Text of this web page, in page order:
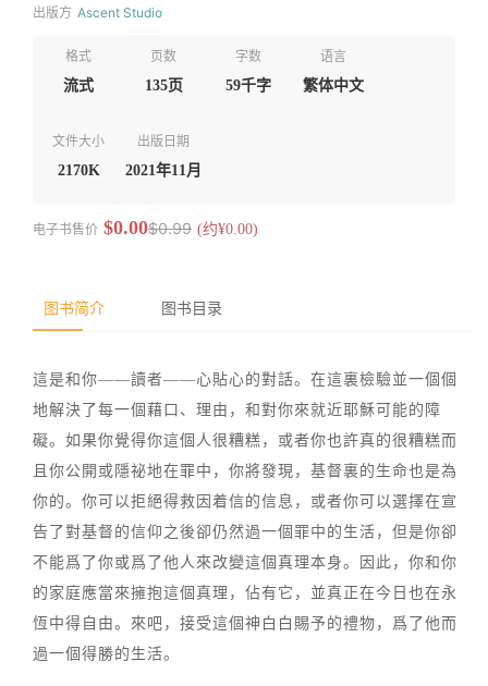
出版方 Ascent Studio
格式
流式
页数
135页
字数
59千字
语言
繁体中文
文件大小
2170K
出版日期
2021年11月
电子书售价 $0.00$0.99 (约¥0.00)
图书简介 图书目录
這是和你——讀者——心貼心的對話。在這裏檢驗並一個個
地解決了每一個藉口、理由，和對你來就近耶穌可能的障
礙。如果你覺得你這個人很糟糕，或者你也許真的很糟糕而
且你公開或隱祕地在罪中，你將發現，基督裏的生命也是為
你的。你可以拒絕得救因着信的信息，或者你可以選擇在宣
告了對基督的信仰之後卻仍然過一個罪中的生活，但是你卻
不能爲了你或爲了他人來改變這個真理本身。因此，你和你
的家庭應當來擁抱這個真理，佔有它，並真正在今日也在永
恆中得自由。來吧，接受這個神白白賜予的禮物，爲了他而
過一個得勝的生活。